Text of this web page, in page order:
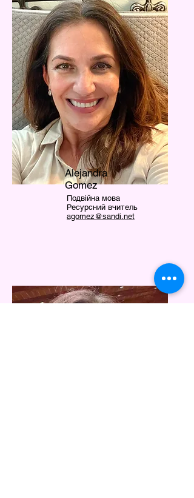
Alejandra
Gomez
Подвійна мова
Ресурсний вчитель
agomez@sandi.net